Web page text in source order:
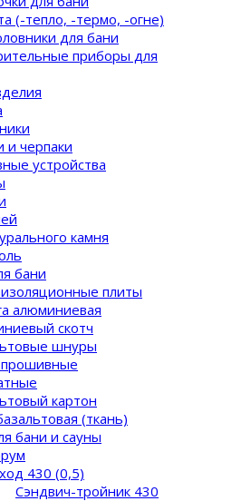
(-тепло, -термо, -огне)
для бани
приборы для
и черпаки
устройства
камня
бани
плиты
алюминиевая
скотч
шнуры
картон
(ткань)
бани и сауны
430 (0,5)
Сэндвич-тройник 430